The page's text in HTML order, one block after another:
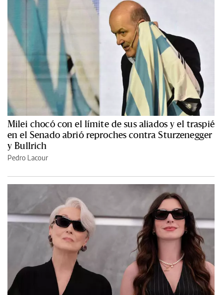
Milei chocó con el límite de sus aliados y el traspié
en el Senado abrió reproches contra Sturzenegger
y Bullrich
Pedro Lacour